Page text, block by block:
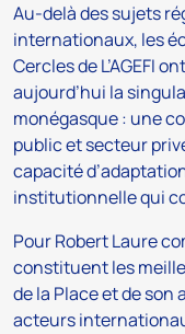
Au-delà des sujets
internationaux, les
Cercles de L’AGEFI
aujourd’hui la
monégasque : une
public et secteur
capacité
institutionnelle qui
Pour Robert Laure
constituent les
de la Place et de
acteurs